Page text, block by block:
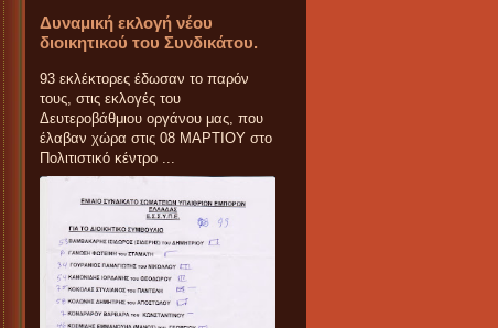
Δυναμική εκλογή νέου
διοικητικού του Συνδικάτου.
93 εκλέκτορες έδωσαν το παρόν
τους, στις εκλογές του
Δευτεροβάθμιου οργάνου μας, που
έλαβαν χώρα στις 08 ΜΑΡΤΙΟΥ στο
Πολιτιστικό κέντρο ...